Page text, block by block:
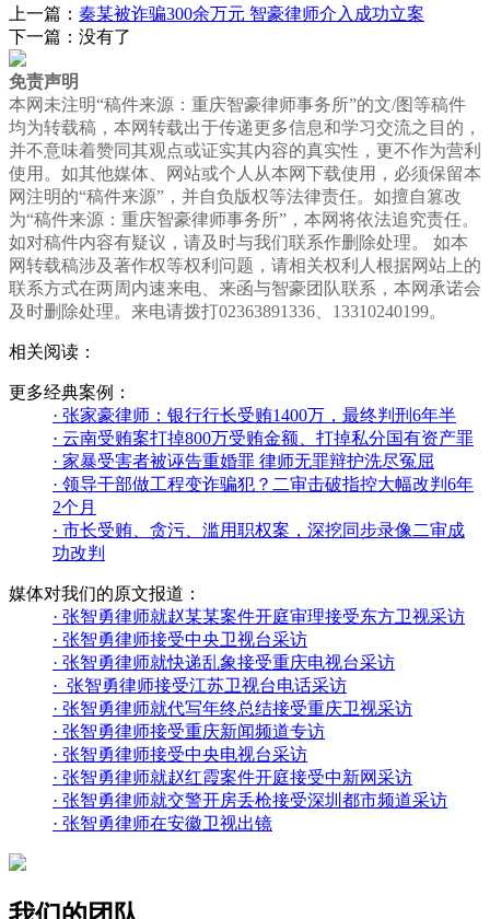
上一篇： 秦某被诈骗300余万元 智豪律师介入成功立案
下一篇： 没有了
免责声明
本网未注明“稿件来源：重庆智豪律师事务所”的文/图等稿件
均为转载稿，本网转载出于传递更多信息和学习交流之目的，
并不意味着赞同其观点或证实其内容的真实性，更不作为营利
使用。如其他媒体、网站或个人从本网下载使用，必须保留本
网注明的“稿件来源”，并自负版权等法律责任。如擅自篡改
为“稿件来源：重庆智豪律师事务所”，本网将依法追究责任。
如对稿件内容有疑议，请及时与我们联系作删除处理。 如本
网转载稿涉及著作权等权利问题，请相关权利人根据网站上的
联系方式在两周内速来电、来函与智豪团队联系，本网承诺会
及时删除处理。来电请拨打02363891336、13310240199。
相关阅读：
更多经典案例：
· 张家豪律师：银行行长受贿1400万，最终判刑6年半
· 云南受贿案打掉800万受贿金额、打掉私分国有资产罪
· 家暴受害者被诬告重婚罪 律师无罪辩护洗尽冤屈
· 领导干部做工程变诈骗犯？二审击破指控大幅改判6年
2个月
· 市长受贿、贪污、滥用职权案，深挖同步录像二审成
功改判
媒体对我们的原文报道：
· 张智勇律师就赵某某案件开庭审理接受东方卫视采访
· 张智勇律师接受中央卫视台采访
· 张智勇律师就快递乱象接受重庆电视台采访
· 张智勇律师接受江苏卫视台电话采访
· 张智勇律师就代写年终总结接受重庆卫视采访
· 张智勇律师接受重庆新闻频道专访
· 张智勇律师接受中央电视台采访
· 张智勇律师就赵红霞案件开庭接受中新网采访
· 张智勇律师就交警开房丢枪接受深圳都市频道采访
· 张智勇律师在安徽卫视出镜